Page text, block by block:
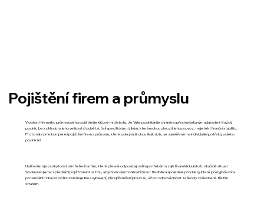
Pojištění firem a průmyslu
V oblasti firemního průmyslového pojištění je klíčové mít jistotu, že Vaše podnikání je chráněno před nečekaným událostmi. Každý
podnik, bez ohledu na jeho velikost či odvětví, čelí specifickým rizikům, která mohou ohrozit jeho provoz, majetek i finanční stabilitu.
Proto nabízíme komplexní pojištění firem a průmyslu, které pokrývá širokou škálu rizik, se zaměřením na individuální potřeby vašeho
podnikání.
Naším cílem je poskytovat vám řešení na míru, které přesně odpovídají vašim potřebám a zajistí vám klid a jistotu v každé situaci.
Spolupracujeme s předními pojišťovnami na trhu, abychom vám mohli nabídnout flexibilní a spolehlivé produkty, které pokryjí všechna
potenciální rizika od poškození majetku a vybavení, přes přerušení provozu, až po odpovědnost za škody způsobené třetím
stranám.